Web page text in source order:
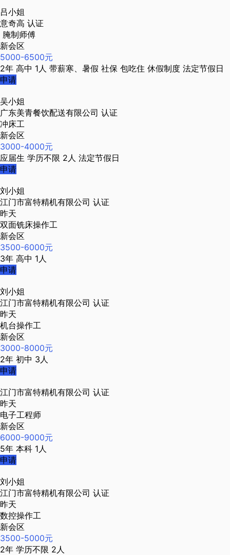
吕小姐
意奇高 认证
腌制师傅
新会区
5000-6500元
2年 高中 1人 带薪寒、暑假 社保 包吃住 休假制度 法定节假日
申请
吴小姐
广东美青餐饮配送有限公司 认证
冲床工
新会区
3000-4000元
应届生 学历不限 2人 法定节假日
申请
刘小姐
江门市富特精机有限公司 认证
昨天
双面铣床操作工
新会区
3500-6000元
3年 高中 1人
申请
刘小姐
江门市富特精机有限公司 认证
昨天
机台操作工
新会区
3000-8000元
2年 初中 3人
申请
江门市富特精机有限公司 认证
昨天
电子工程师
新会区
6000-9000元
5年 本科 1人
申请
刘小姐
江门市富特精机有限公司 认证
昨天
数控操作工
新会区
3500-5000元
2年 学历不限 2人